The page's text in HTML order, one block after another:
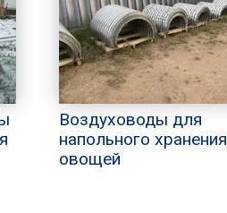
Воздуховоды для
напольного хранения
овощей